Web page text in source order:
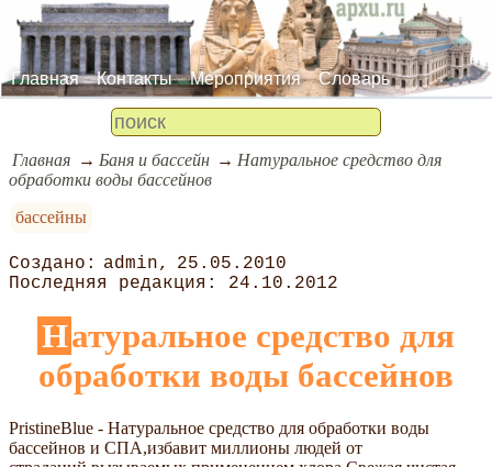
Главная Контакты Мероприятия Словарь
Главная Баня и бассейн
Натуральное средство для
обработки воды бассейнов
бассейны
admin
25.05.2010
24.10.2012
Натуральное средство для
обработки воды бассейнов
PristineBlue - Натуральное средство для обработки воды
бассейнов и СПА,избавит миллионы людей от